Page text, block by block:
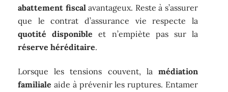
abattement fiscalavantageux. Reste à s’assurer
que le contrat d’assurance vie respecte la
quotité disponible et n’empiète pas sur la
réserve héréditaire.
Lorsque les tensions couvent, la médiation
familiale aide à prévenir les ruptures. Entamer